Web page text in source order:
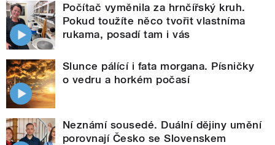
Počítač vyměnila za hrnčířský kruh.
Pokud toužíte něco tvořit vlastníma
rukama, posadí tam i vás
Slunce pálící i fata morgana. Písničky
o vedru a horkém počasí
Neznámí sousedé. Duální dějiny umění
porovnají Česko se Slovenskem